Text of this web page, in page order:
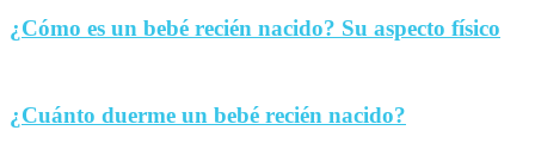
¿Cómo es un bebé recién nacido? Su aspecto físico
¿Cuánto duerme un bebé recién nacido?